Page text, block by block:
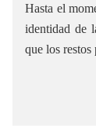
Hasta el
identidad de
que los